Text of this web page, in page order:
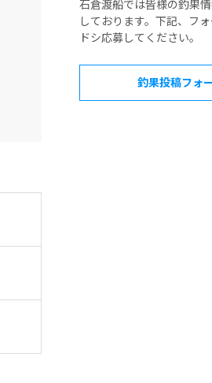
石倉渡船では皆様の釣果
しております。下記、フ
ドシ応募してください。
釣果投稿フォ